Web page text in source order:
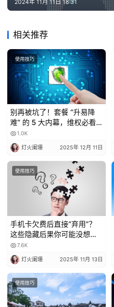
2024年 11月 11日 18:31
相关推荐
使用技巧
别再被坑了！套餐 “升易降
难” 的 5 大内幕，维权必看
💥1.0K
灯火阑珊 2025年 12月 11日
使用技巧
手机卡欠费后直接“弃用”？
这些隐藏后果你可能没想
到！
7.6K
灯火阑珊 2025年 11月 13日
使用技巧